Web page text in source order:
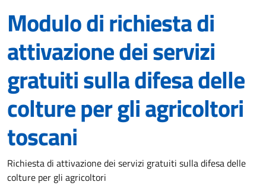
Modulo di richiesta di
attivazione dei servizi
gratuiti sulla difesa delle
colture per gli agricoltori
toscani
Dettagli del documento
Richiesta di attivazione dei servizi gratuiti sulla difesa delle
colture per gli agricoltori